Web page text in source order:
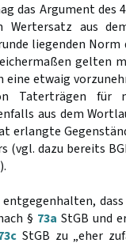
das Argument des
Wertersatz aus
liegenden Norm
gelten
eine etwaig
Taterträgen für
aus dem
erlangte
(vgl. dazu bereits
).
§ 73a StGB und
StGB zu „eher